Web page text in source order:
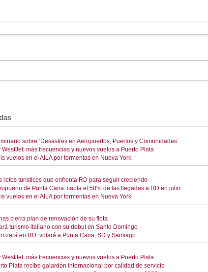
sobre ‘Desastres en Aeropuertos, Puertos y Comunidades’
WestJet: más frecuencias y nuevos vuelos a Puerto Plata
vuelos en el AILA por tormentas en Nueva York
retos turísticos que enfrenta RD para seguir creciendo
de Punta Cana: capta el 58% de las llegadas a RD en julio
vuelos en el AILA por tormentas en Nueva York
cierra plan de renovación de su flota
turismo italiano con su debut en Santo Domingo
en RD: volará a Punta Cana, SD y Santiago
WestJet: más frecuencias y nuevos vuelos a Puerto Plata
Plata recibe galardón internacional por calidad de servicio